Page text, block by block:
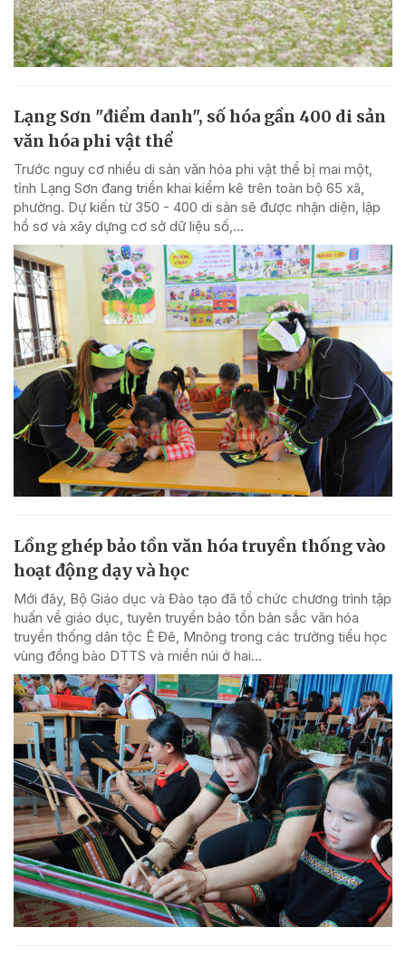
Lạng Sơn "điểm danh", số hóa gần 400 di sản
văn hóa phi vật thể
Trước nguy cơ nhiều di sản văn hóa phi vật thể bị mai một,
tỉnh Lạng Sơn đang triển khai kiểm kê trên toàn bộ 65 xã,
phường. Dự kiến từ 350 - 400 di sản sẽ được nhận diện, lập
hồ sơ và xây dựng cơ sở dữ liệu số,...
Lồng ghép bảo tồn văn hóa truyền thống vào
hoạt động dạy và học
Mới đây, Bộ Giáo dục và Đào tạo đã tổ chức chương trình tập
huấn về giáo dục, tuyên truyền bảo tồn bản sắc văn hóa
truyền thống dân tộc Ê Đê, Mnông trong các trường tiểu học
vùng đồng bào DTTS và miền núi ở hai...